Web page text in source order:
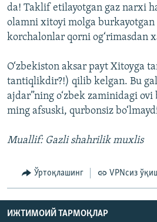
da! Taklif etilayotgan gaz narxi
olamni xitoyi molga burkayotgan
korchalonlar qorni og‘rimasdan
O‘zbekiston aksar payt Xitoyga
tantiqlikdir?!) qilib kelgan. Bu
ajdar”ning o‘zbek zaminidagi
ming afsuski, qurbonsiz
Muallif: Gazli shahrilik muxlis
Ўртоқлашинг VPNсиз
ИЖТИМОИЙ ТАРМОҚЛАР